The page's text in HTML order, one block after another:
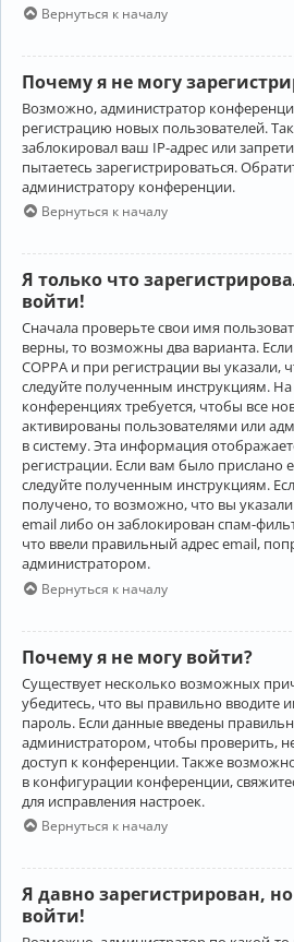
Вернуться к началу
Почему я не могу
Возможно, администратор
регистрацию новых пользователей.
заблокировал ваш IP-адрес или
пытаетесь зарегистрироваться.
администратору конференции.
Вернуться к началу
Я только что
войти!
Сначала проверьте свои имя
верны, то возможны два варианта.
COPPA и при регистрации вы указали,
следуйте полученным инструкциям.
конференциях требуется, чтобы все
активированы пользователями или
в систему. Эта информация
регистрации. Если вам было прислано
следуйте полученным инструкциям.
получено, то возможно, что вы
email либо он заблокирован спам-
что ввели правильный адрес email,
администратором.
Вернуться к началу
Почему я не могу войти?
Существует несколько возможных
убедитесь, что вы правильно вводите
пароль. Если данные введены
администратором, чтобы проверить,
доступ к конференции. Также
в конфигурации конференции,
для исправления настроек.
Вернуться к началу
Я давно зарегистрирован,
войти!